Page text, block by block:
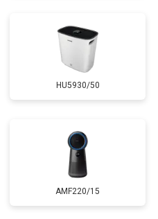
HU5930/50
AMF220/15